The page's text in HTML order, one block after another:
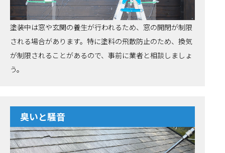
塗装中は窓や玄関の養生が行われるため、窓の開閉が制限
される場合があります。特に塗料の飛散防止のため、換気
が制限されることがあるので、事前に業者と相談しましょ
う。
臭いと騒音